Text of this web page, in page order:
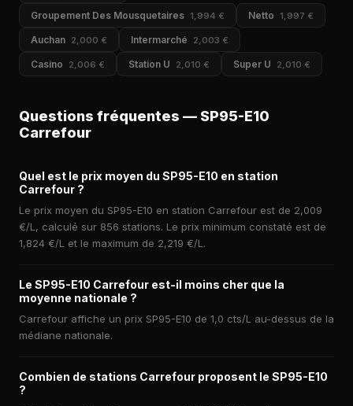
Groupement Des Mousquetaires 1,994 € Netto 1,997 €
Auchan 2,000 € Intermarché 2,003 €
Casino 2,006 € Station U 2,010 € Super U 2,010 €
Questions fréquentes — SP95-E10
Carrefour
Quel est le prix moyen du SP95-E10 en station
Carrefour ?
Le prix moyen du SP95-E10 en station Carrefour est de 2,009
€/L, calculé sur 856 stations. Le prix minimum constaté est de
1,824 €/L et le maximum de 2,219 €/L.
Le SP95-E10 Carrefour est-il moins cher que la
moyenne nationale ?
Carrefour affiche un prix SP95-E10 de 1,0 cts/L au-dessus de la
médiane nationale.
Combien de stations Carrefour proposent le SP95-E10
?